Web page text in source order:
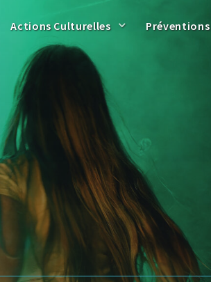
Actions Culturelles Préventions